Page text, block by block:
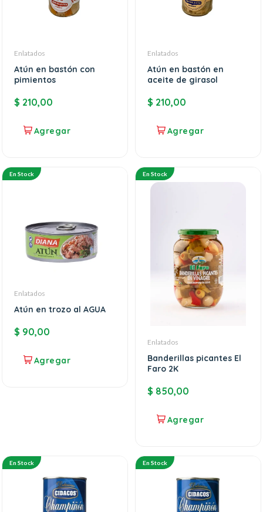
Enlatados
Atún en bastón con
pimientos
$ 210,00
Enlatados
Atún en bastón en
aceite de girasol
$ 210,00
En Stock
Enlatados
Atún en trozo al AGUA
$ 90,00
En Stock
Enlatados
Banderillas picantes El
Faro 2K
$ 850,00
En Stock En Stock